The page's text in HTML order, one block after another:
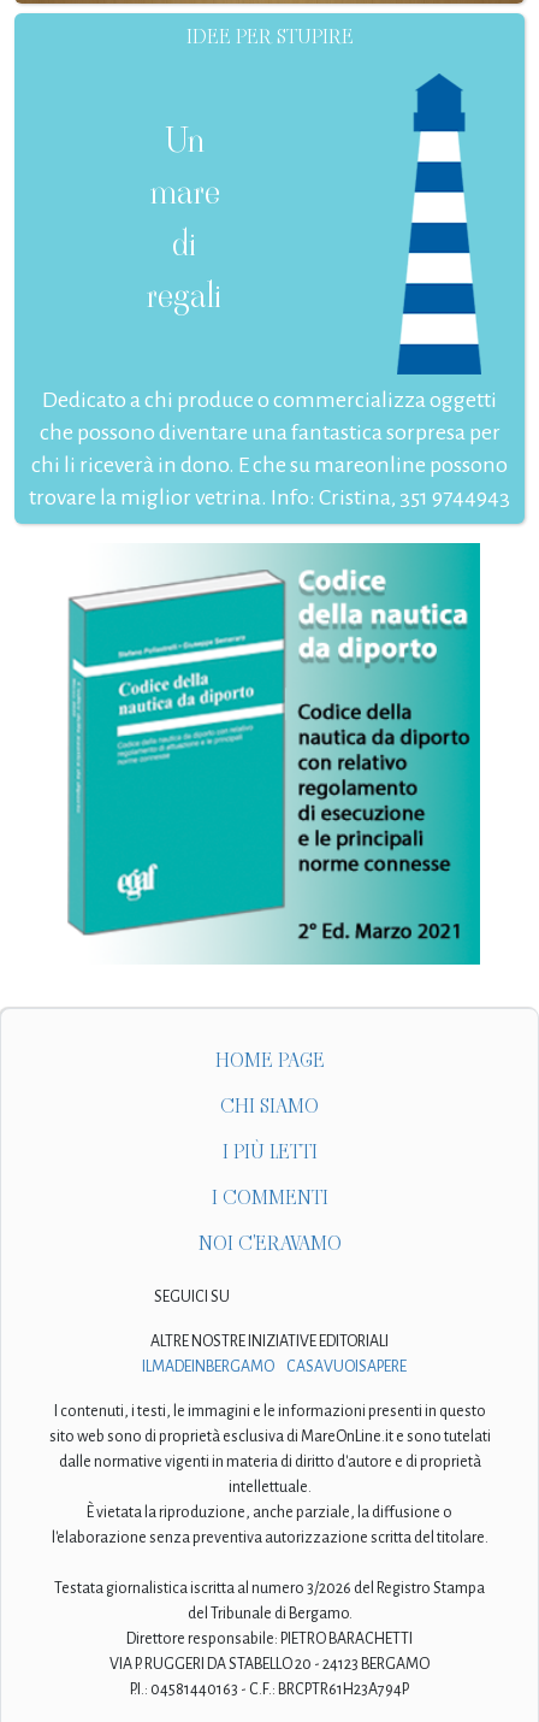
IDEE PER STUPIRE
Un
mare
di
regali
Dedicato a chi produce o commercializza oggetti
che possono diventare una fantastica sorpresa per
chi li riceverà in dono. E che su mareonline possono
trovare la miglior vetrina. Info: Cristina, 351 9744943
HOME PAGE
CHI SIAMO
I PIÙ LETTI
I COMMENTI
NOI C'ERAVAMO
SEGUICI SU
ALTRE NOSTRE INIZIATIVE EDITORIALI
ILMADEINBERGAMO
CASAVUOISAPERE
I contenuti, i testi, le immagini e le informazioni presenti in questo
sito web sono di proprietà esclusiva di MareOnLine.it e sono tutelati
dalle normative vigenti in materia di diritto d'autore e di proprietà
intellettuale.
È vietata la riproduzione, anche parziale, la diffusione o
l'elaborazione senza preventiva autorizzazione scritta del titolare.
Testata giornalistica iscritta al numero 3/2026 del Registro Stampa
del Tribunale di Bergamo.
Direttore responsabile: PIETRO BARACHETTI
VIA P. RUGGERI DA STABELLO 20 - 24123 BERGAMO
P.I.: 04581440163 - C.F.: BRCPTR61H23A794P